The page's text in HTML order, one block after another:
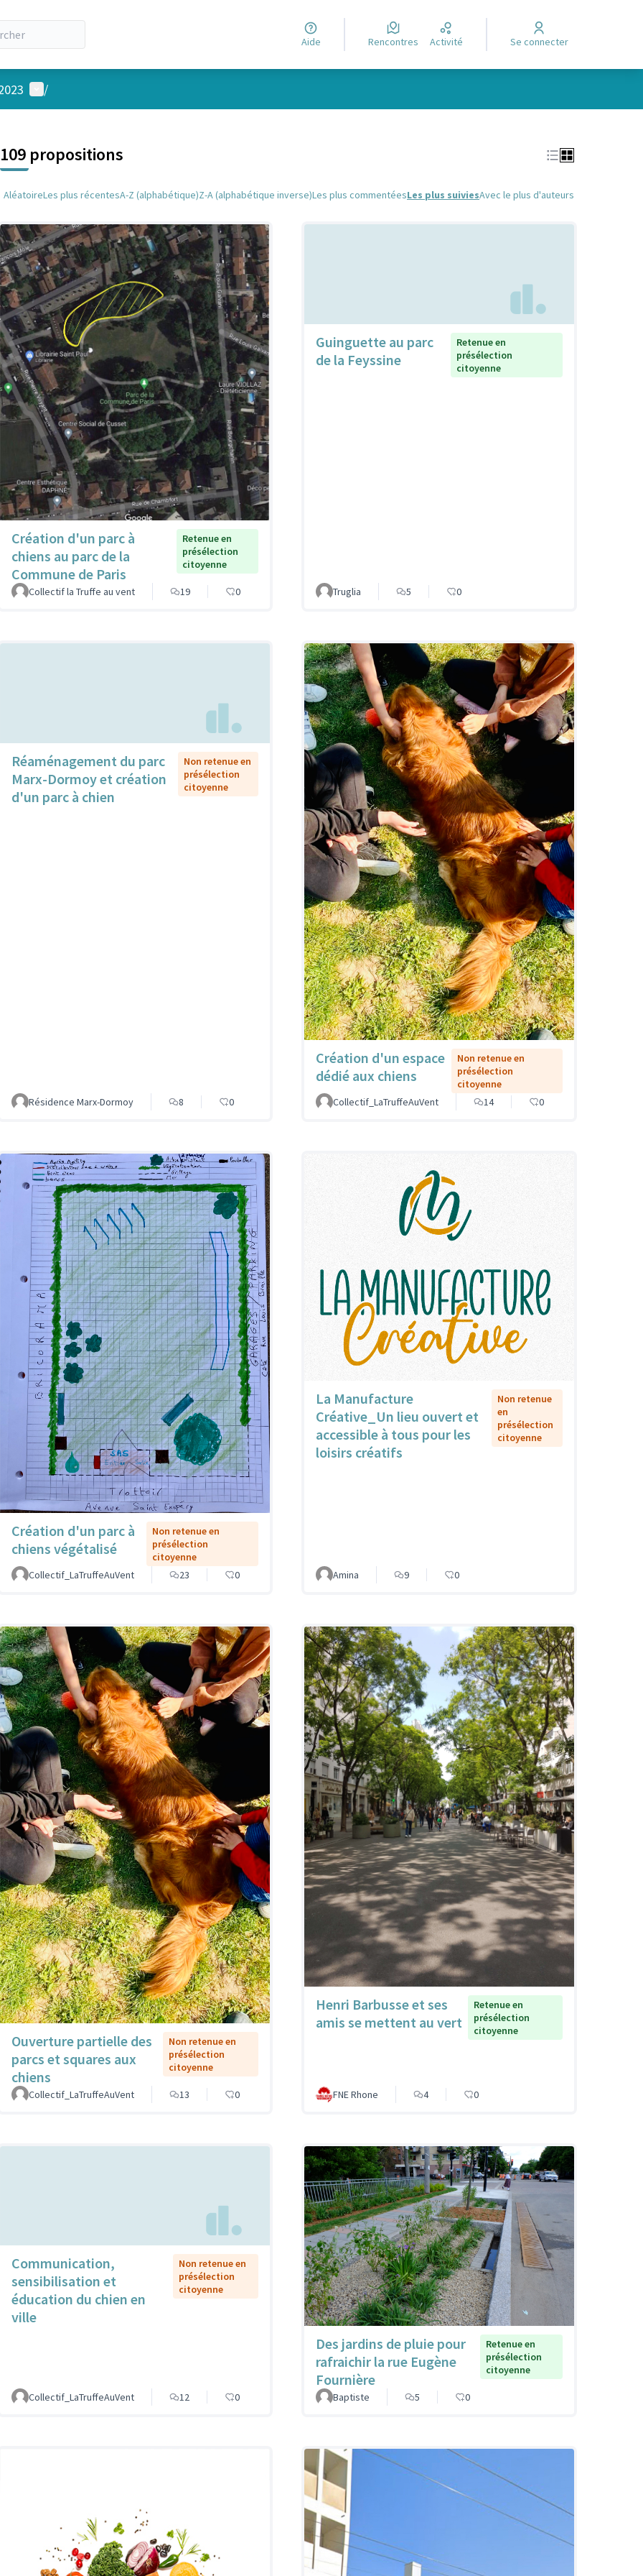
Aide Rencontres Activité Se connecter
Menu utilisateur
/
109 propositions
AléatoireLes plus récentesA-Z (alphabétique)Z-A (alphabétique inverse)Les plus commentéesLes plus suiviesAvec le plus d'auteurs
Création d'un parc à
chiens au parc de la
Commune de Paris
Retenue en
présélection
citoyenne
Collectif la Truffe au vent 19 0
Guinguette au parc
de la Feyssine
Retenue en
présélection
citoyenne
Truglia 5 0
Réaménagement du parc
Marx-Dormoy et création
d'un parc à chien
Non retenue en
présélection
citoyenne
Résidence Marx-Dormoy 8 0
Création d'un espace
dédié aux chiens
Non retenue en
présélection
citoyenne
Collectif_LaTruffeAuVent
14 0
Création d'un parc à
chiens végétalisé
Non retenue en
présélection
citoyenne
Collectif_LaTruffeAuVent
23 0
La Manufacture
Créative_Un lieu ouvert et
accessible à tous pour les
loisirs créatifs
Non retenue
en
présélection
citoyenne
Amina 9 0
Ouverture partielle des
parcs et squares aux
chiens
Non retenue en
présélection
citoyenne
Collectif_LaTruffeAuVent 13 0
Henri Barbusse et ses
amis se mettent au vert
Retenue en
présélection
citoyenne
FNE Rhone 4 0
Communication,
sensibilisation et
éducation du chien en
ville
Non retenue en
présélection
citoyenne
Collectif_LaTruffeAuVent 12 0
Des jardins de pluie pour
rafraichir la rue Eugène
Fournière
Retenue en
présélection
citoyenne
Baptiste 5 0